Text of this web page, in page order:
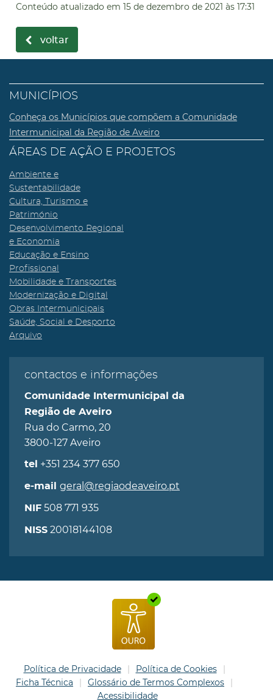
Conteúdo atualizado em 15 de dezembro de 2021 às 17:31
voltar
MUNICÍPIOS
Conheça os Municípios que compõem a Comunidade
Intermunicipal da Região de Aveiro
ÁREAS DE AÇÃO E PROJETOS
Ambiente e
Sustentabilidade
Cultura, Turismo e
Património
Desenvolvimento Regional
e Economia
Educação e Ensino
Profissional
Mobilidade e Transportes
Modernização e Digital
Obras Intermunicipais
Saúde, Social e Desporto
Arquivo
contactos e informações
Comunidade Intermunicipal da
Região de Aveiro
Rua do Carmo, 20
3800-127 Aveiro
tel +351 234 377 650
e-mail geral@regiaodeaveiro.pt
NIF 508 771 935
NISS 20018144108
Política de Privacidade
Política de Cookies
Ficha Técnica
Glossário de Termos Complexos
Acessibilidade